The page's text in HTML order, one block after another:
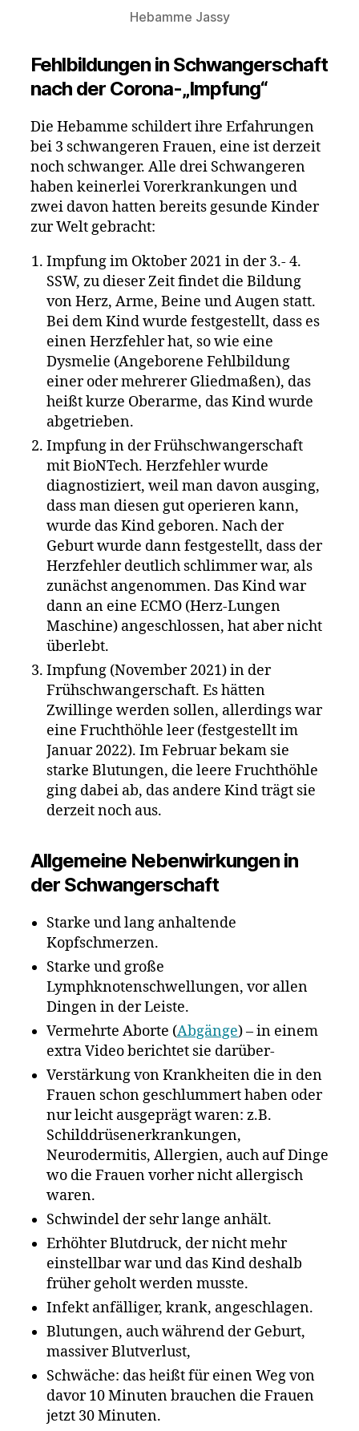
Hebamme Jassy
Fehlbildungen in Schwangerschaft
nach der Corona-„Impfung“
Die Hebamme schildert ihre Erfahrungen
bei 3 schwangeren Frauen, eine ist derzeit
noch schwanger. Alle drei Schwangeren
haben keinerlei Vorerkrankungen und
zwei davon hatten bereits gesunde Kinder
zur Welt gebracht:
Impfung im Oktober 2021 in der 3.- 4.
SSW, zu dieser Zeit findet die Bildung
von Herz, Arme, Beine und Augen statt.
Bei dem Kind wurde festgestellt, dass es
einen Herzfehler hat, so wie eine
Dysmelie (Angeborene Fehlbildung
einer oder mehrerer Gliedmaßen), das
heißt kurze Oberarme, das Kind wurde
abgetrieben.
Impfung in der Frühschwangerschaft
mit BioNTech. Herzfehler wurde
diagnostiziert, weil man davon ausging,
dass man diesen gut operieren kann,
wurde das Kind geboren. Nach der
Geburt wurde dann festgestellt, dass der
Herzfehler deutlich schlimmer war, als
zunächst angenommen. Das Kind war
dann an eine ECMO (Herz-Lungen
Maschine) angeschlossen, hat aber nicht
überlebt.
Impfung (November 2021) in der
Frühschwangerschaft. Es hätten
Zwillinge werden sollen, allerdings war
eine Fruchthöhle leer (festgestellt im
Januar 2022). Im Februar bekam sie
starke Blutungen, die leere Fruchthöhle
ging dabei ab, das andere Kind trägt sie
derzeit noch aus.
Allgemeine Nebenwirkungen in
der Schwangerschaft
Starke und lang anhaltende
Kopfschmerzen.
Starke und große
Lymphknotenschwellungen, vor allen
Dingen in der Leiste.
Vermehrte Aborte (Abgänge) – in einem
extra Video berichtet sie darüber-
Verstärkung von Krankheiten die in den
Frauen schon geschlummert haben oder
nur leicht ausgeprägt waren: z.B.
Schilddrüsenerkrankungen,
Neurodermitis, Allergien, auch auf Dinge
wo die Frauen vorher nicht allergisch
waren.
Schwindel der sehr lange anhält.
Erhöhter Blutdruck, der nicht mehr
einstellbar war und das Kind deshalb
früher geholt werden musste.
Infekt anfälliger, krank, angeschlagen.
Blutungen, auch während der Geburt,
massiver Blutverlust,
Schwäche: das heißt für einen Weg von
davor 10 Minuten brauchen die Frauen
jetzt 30 Minuten.